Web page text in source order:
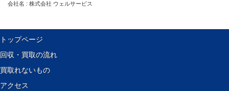
会社名 : 株式会社 ウェルサービス
トップページ
回収・買取の流れ
買取れないもの
アクセス